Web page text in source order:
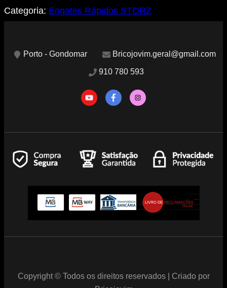
Categoria: Engates Rápidos STORZ
Porto - Gondomar Bricojovim.geral@gmail.com
910 780 593
Copyright © Todos os direitos reservados | Criado por